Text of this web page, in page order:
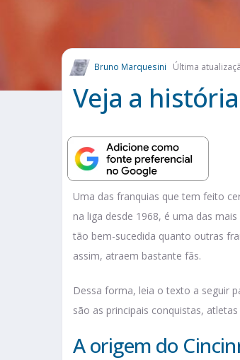
Bruno Marquesini Última
Veja a
Uma das franquias que tem feito
na liga desde 1968, é uma das
tão bem-sucedida quanto outras
assim, atraem bastante fãs.
Dessa forma, leia o texto a seguir
são as principais conquistas,
A origem do